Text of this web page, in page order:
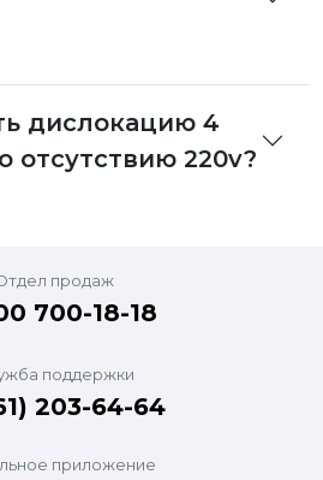
дислокацию 4
отсутствию 220v?
приложение
продаж
700-18-18
поддержки
203-64-64